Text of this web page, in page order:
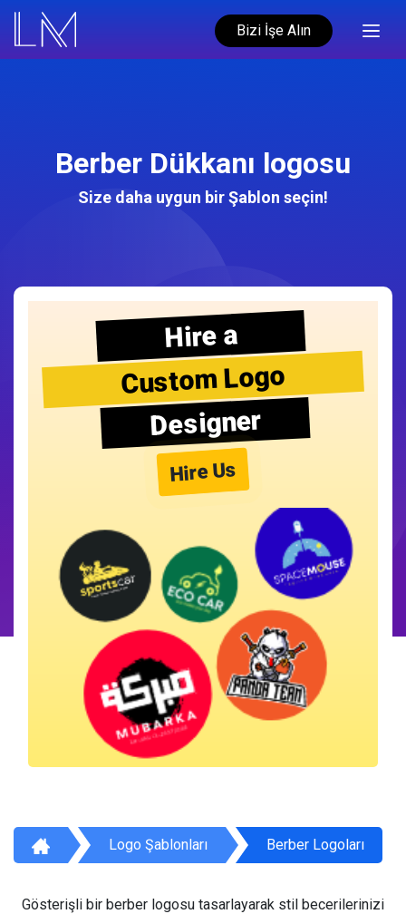
Bizi İşe Alın
Berber Dükkanı logosu
Size daha uygun bir Şablon seçin!
Hire a
Custom Logo
Designer
Hire Us
Logo Şablonları Berber Logoları
Gösterişli bir berber logosu tasarlayarak stil becerilerinizi